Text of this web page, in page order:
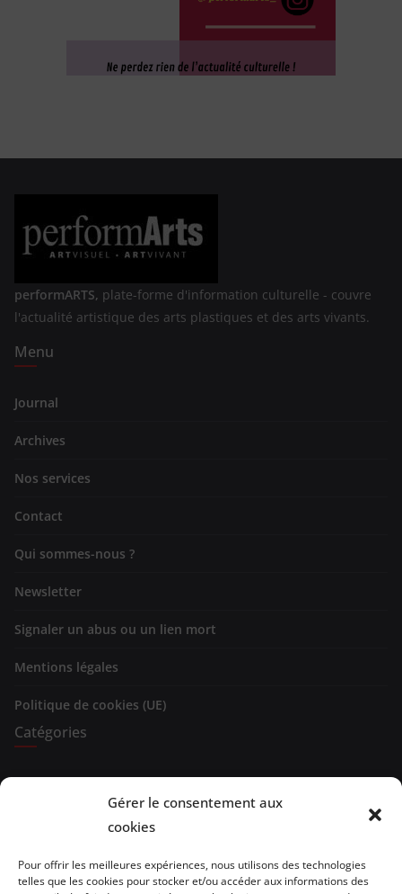
Gérer le consentement aux
cookies
Pour offrir les meilleures expériences, nous utilisons des technologies
telles que les cookies pour stocker et/ou accéder aux informations des
performARTS, plate-forme d'information culturelle - couvre
l'actualité artistique des arts plastiques et des arts vivants.
Menu
Journal
Archives
Nos services
Contact
Qui sommes-nous ?
Newsletter
Signaler un abus ou un lien mort
Mentions légales
Politique de cookies (UE)
Catégories
Expositions
Evénements